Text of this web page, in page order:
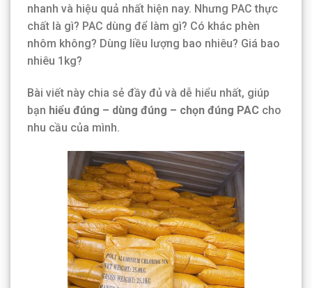
nhanh và hiệu quả nhất hiện nay. Nhưng PAC thực
chất là gì? PAC dùng để làm gì? Có khác phèn
nhôm không? Dùng liều lượng bao nhiêu? Giá bao
nhiêu 1kg?
Bài viết này chia sẻ đầy đủ và dễ hiểu nhất, giúp
bạn hiểu đúng – dùng đúng – chọn đúng PAC cho
nhu cầu của mình.